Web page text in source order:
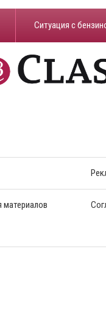
​Ситуация с
материалов